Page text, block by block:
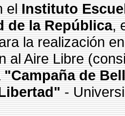
el Instituto
de la República,
la realización
al Aire Libre
"Campaña de
-